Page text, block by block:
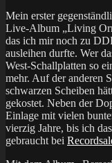
Mein erster
Live-Album „Living
das ich mir noch zu
ausleihen durfte. Wer
West-Schallplatten so
mehr. Auf der anderen
schwarzen Scheiben
gekostet. Neben der
Einlage mit vielen
vierzig Jahre, bis ich
gebraucht bei